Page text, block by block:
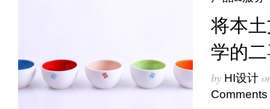
将本
学的
by HI设计
Comments